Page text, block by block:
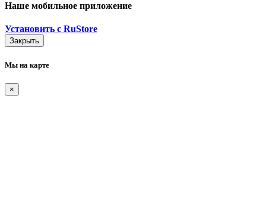
Наше мобильное приложение
Установить с RuStore
Закрыть
Мы на карте
×